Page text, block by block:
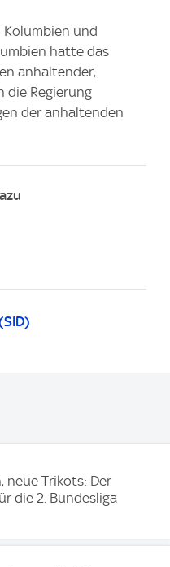
und
hatte das
anhaltender,
die Regierung
der anhaltenden
neue Trikots: Der
die 2. Bundesliga